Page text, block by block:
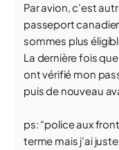
Par avion, c’est
passeport
sommes plus
La dernière fois que
ont vérifié mon
puis de nouveau
ps: “police aux
terme mais j’ai